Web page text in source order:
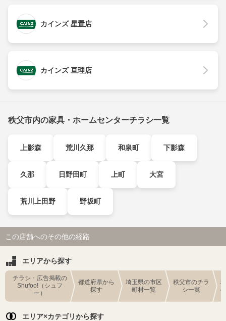
カインズ 星置店
カインズ 亘理店
秩父市内の家具・ホームセンターチラシ一覧
上影森 荒川久那 和泉町 下影森
久那 日野田町 上町 大宮
荒川上田野 野坂町
この店舗へのその他の経路
エリアから探す
チラシ・広告掲載の
Shufoo!（シュフ
ー）
都道府県から
探す
埼玉県の市区
町村一覧
秩父市のチラ
シ一覧
エリア×カテゴリから探す